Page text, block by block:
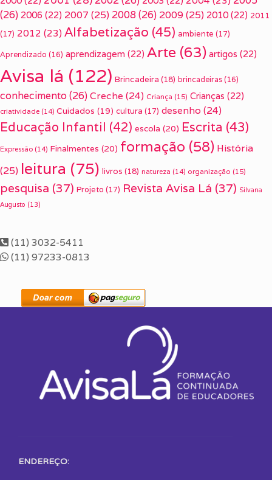
(26) 2006 (22) 2007 (25) 2008(26) 2009(25) 2010 (22) 2011
(17) 2012 (23) Alfabetização (45) ambiente (17)
Aprendizado (16) aprendizagem (22) Arte (63) artigos (22)
Avisa lá (122) Brincadeira (18) brincadeiras (16)
conhecimento(26) Creche (24) Criança (15) Crianças (22)
criatividade (14) Cuidados (19) cultura (17) desenho (24)
Educação Infantil (42) escola (20) Escrita (43)
Expressão (14) Finalmentes (20) formação (58) História
(25) leitura (75) livros (18) natureza (14) organização (15)
pesquisa (37) Projeto (17) Revista Avisa Lá (37) Silvana
Augusto (13)
(11) 3032-5411
(11) 97233-0813
ENDEREÇO: